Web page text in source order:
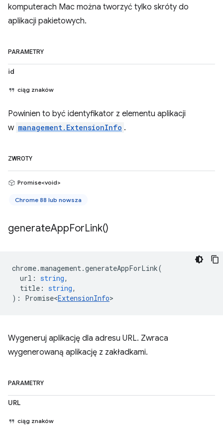
komputerach Mac można tworzyć tylko skróty do
aplikacji pakietowych.
PARAMETRY
id
ciąg znaków
Powinien to być identyfikator z elementu aplikacji
w management.ExtensionInfo .
ZWROTY
Promise<void>
Chrome 88 lub nowsza
generateAppForLink()
chrome.management.generateAppForLink(
url : string,
title : string,
) : Promise<ExtensionInfo>
Wygeneruj aplikację dla adresu URL. Zwraca
wygenerowaną aplikację z zakładkami.
PARAMETRY
URL
ciąg znaków